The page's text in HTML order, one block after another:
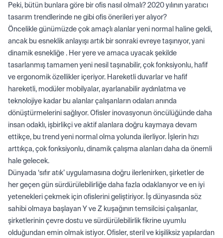
Peki, bütün bunlara göre bir ofis nasıl olmalı? 2020 yılının yaratıcı
tasarım trendlerinde ne gibi ofis önerileri yer alıyor?
Öncelikle günümüzde çok amaçlı alanlar yeni normal haline geldi,
ancak bu esneklik anlayışı artık bir sonraki evreye taşınıyor, yani
dinamik esnekliğe . Her yere ve amaca uyacak şekilde
tasarlanmış tamamen yeni nesil taşınabilir, çok fonksiyonlu, hafif
ve ergonomik özellikler içeriyor. Hareketli duvarlar ve hafif
hareketli, modüler mobilyalar, ayarlanabilir aydınlatma ve
teknolojiye kadar bu alanlar çalışanların odaları anında
dönüştürmelerini sağlıyor. Ofisler inovasyonun öncülüğünde daha
insan odaklı, işbirlikçi ve aktif alanlara doğru kaymaya devam
ettikçe, bu trend yeni normal olma yolunda ilerliyor. İşlerin hızı
arttıkça, çok fonksiyonlu, dinamik çalışma alanları daha da önemli
hale gelecek.
Dünyada ‘sıfır atık’ uygulamasına doğru ilerlenirken, şirketler de
her geçen gün sürdürülebilirliğe daha fazla odaklanıyor ve en iyi
yetenekleri çekmek için ofislerini geliştiriyor. İş dünyasında söz
sahibi olmaya başlayan Y ve Z kuşağının temsilcisi çalışanlar,
şirketlerinin çevre dostu ve sürdürülebilirlik fikrine uyumlu
olduğundan emin olmak istiyor. Ofisler, steril ve kişiliksiz yapılardan